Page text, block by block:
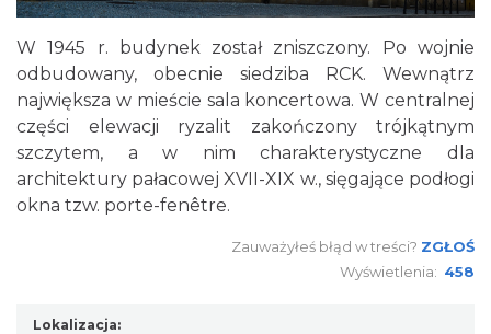
W 1945 r. budynek został zniszczony. Po wojnie
odbudowany, obecnie siedziba RCK. Wewnątrz
największa w mieście sala koncertowa. W centralnej
części elewacji ryzalit zakończony trójkątnym
szczytem, a w nim charakterystyczne dla
architektury pałacowej XVII-XIX w., sięgające podłogi
okna tzw. porte-fenêtre.
Zauważyłeś błąd w treści? ZGŁOŚ
Wyświetlenia: 458
Lokalizacja: